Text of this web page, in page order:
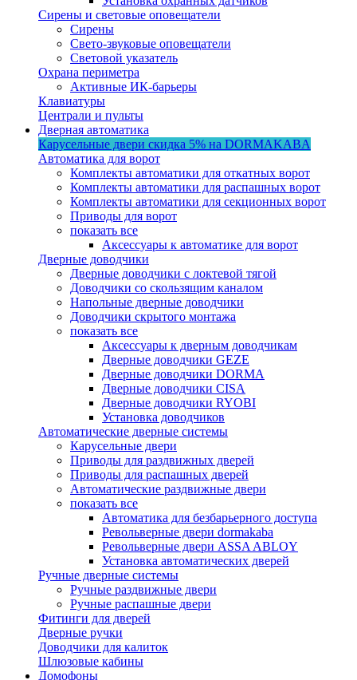
Сирены и световые оповещатели
Сирены
Свето-звуковые оповещатели
Световой указатель
Охрана периметра
Активные ИК-барьеры
Клавиатуры
Централи и пульты
Дверная автоматика
Карусельные двери скидка 5% на DORMAKABA
Автоматика для ворот
Комплекты автоматики для откатных ворот
Комплекты автоматики для распашных ворот
Комплекты автоматики для секционных ворот
Приводы для ворот
показать все
Аксессуары к автоматике для ворот
Дверные доводчики
Дверные доводчики с локтевой тягой
Доводчики со скользящим каналом
Напольные дверные доводчики
Доводчики скрытого монтажа
показать все
Аксессуары к дверным доводчикам
Дверные доводчики GEZE
Дверные доводчики DORMA
Дверные доводчики CISA
Дверные доводчики RYOBI
Установка доводчиков
Автоматические дверные системы
Карусельные двери
Приводы для раздвижных дверей
Приводы для распашных дверей
Автоматические раздвижные двери
показать все
Автоматика для безбарьерного доступа
Револьверные двери dormakaba
Револьверные двери ASSA ABLOY
Установка автоматических дверей
Ручные дверные системы
Ручные раздвижные двери
Ручные распашные двери
Фитинги для дверей
Дверные ручки
Доводчики для калиток
Шлюзовые кабины
Домофоны